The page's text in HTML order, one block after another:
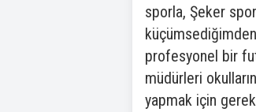
sporla, Şeker
profesyonel bir
müdürleri
yapmak için